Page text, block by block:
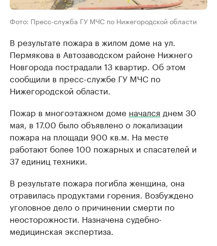
Фото: Пресс-служба ГУ МЧС по Нижегородской области
В результате пожара в жилом доме на ул.
Пермякова в Автозаводском районе Нижнего
Новгорода пострадали 13 квартир. Об этом
сообщили в пресс-службе ГУ МЧС по
Нижегородской области.
Пожар в многоэтажном доме начался днем 30
мая, в 17.00 было объявлено о локализации
пожара на площади 900 кв.м. На месте
работают более 100 пожарных и спасателей и
37 единиц техники.
В результате пожара погибла женщина, она
отравилась продуктами горения. Возбуждено
уголовное дело о причинении смерти по
неосторожности. Назначена судебно-
медицинская экспертиза.